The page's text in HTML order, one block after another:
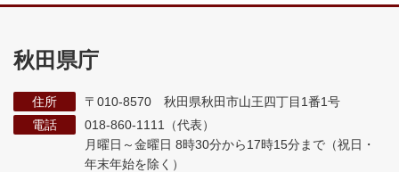
秋田県庁
住所
〒010-8570 秋田県秋田市山王四丁目1番1号
電話
018-860-1111（代表）
月曜日～金曜日 8時30分から17時15分まで （祝日・
年末年始を除く）